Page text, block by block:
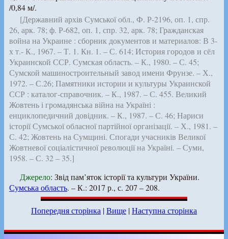
/0,84 м/.
[Державний архів Сумської обл., Ф. Р-2196, оп. 1, спр.
26, арк. 78; ф. Р-682, оп. 1, спр. 32, арк. 78; Гражданская
война на Украине : сборник документов и материалов: В 3-
х т.- К., 1967. – Т. 1. Кн. 1. – С. 614; История городов и сёл
Украинской ССР. Сумская область. – К., 1980. – С. 45;
Сумской машиностроительный завод имени Фрунзе. – Х.,
1972. – С.26; Памятники истории и культуры Украинской
ССР : каталог-справочник. – К., 1987. – С. 455. Великий
Жовтень і громадянська війна на Україні :
енциклопедичний довідник. – К., 1987. – С. 46; Нариси
історії Сумської обласної партійної організації. – Х., 1981. –
С. 42; Жовтень на Сумщині. Спогади учасників Великої
Жовтневої соціалістичної революції на Україні. – Суми,
1958. – С. 32 – 35.]
Джерело: Звід пам’яток історії та культури України.
Сумська область. – К.: 2017 р., с. 207 – 208.
Попередня сторінка |Вище |Наступна сторінка